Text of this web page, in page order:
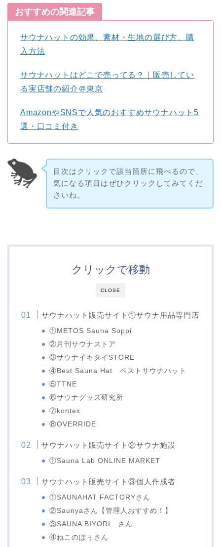
おすすめの関連記事
サウナハットの効果、素材・生地の選び方、購
入方法
サウナハットはどこで売ってる？｜販売してい
る実店舗の紹介＠東京
AmazonやSNSで人気のおすすめサウナハット5
選・口コミ付き
目次はクリックで該当箇所に飛べるので、
気になる項目はぜひクリックしてみてくだ
さいね。
CLOSE
クリックで移動
サウナハット販売サイト①サウナ用品専門店
①METOS Sauna Soppi
②月刊サウナストア
③サウナイキタイSTORE
④Best Sauna Hat ベストサウナハット
⑤TTNE
⑥サウナグッズ研究所
⑦kontex
⑧OVERRIDE
サウナハット販売サイト②サウナ施設
①Sauna Lab ONLINE MARKET
サウナハット販売サイト③個人作成者
①SAUNAHAT FACTORYさん
②Saunyaさん【管理人おすすめ！】
③SAUNA BIYORI さん
④ねこのぽぅさん